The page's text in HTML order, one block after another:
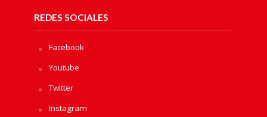
REDES SOCIALES
Facebook
Youtube
Twitter
Instagram